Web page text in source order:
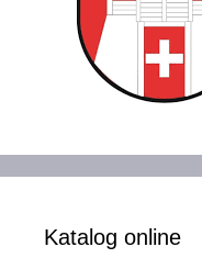
Katalog online